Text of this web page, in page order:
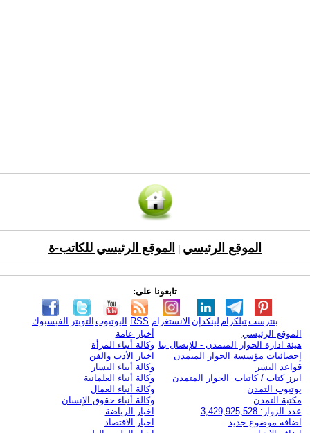
الموقع الرئيسي الموقع الرئيسي للكاتب-ة
تابعونا على:
الفيسبوك التويتر اليوتيوب RSS الانستغرام لينكدإن تيلكرامبنترست
الموقع الرئيسي
هيئة ادارة الحوار المتمدن - للإتصال بنا
إحصائيات مؤسسة الحوار المتمدن
قواعد النشر
ابرز كتاب / كاتبات الحوار المتمدن
يوتيوب التمدن
مكتبة التمدن
عدد الزوار: 3,429,925,528
اضافة موضوع جديد
أخبار عامة
وكالة أنباء المرأة
اخبار الأدب والفن
وكالة أنباء اليسار
وكالة أنباء العلمانية
وكالة أنباء العمال
وكالة أنباء حقوق الإنسان
اخبار الرياضة
اخبار الاقتصاد